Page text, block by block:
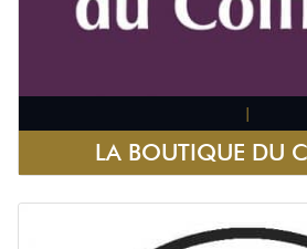
LA BOUTIQUE DU